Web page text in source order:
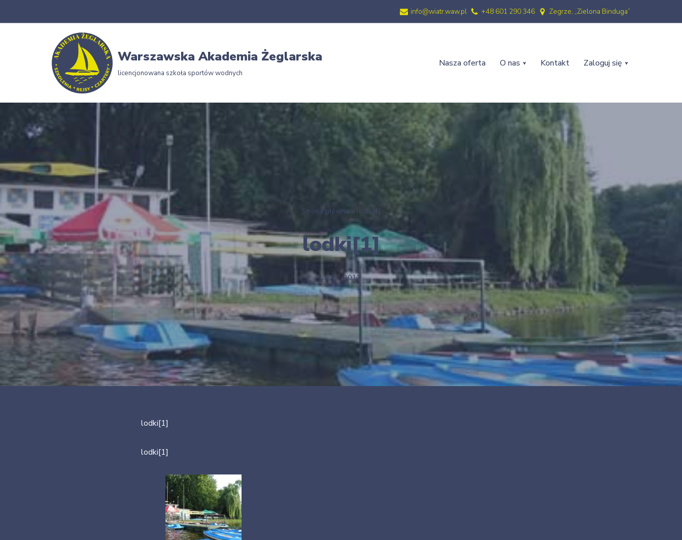
info@wiatr.waw.pl +48 601 290 346 Zegrze, „Zielona Binduga”
Warszawska Akademia Żeglarska
licencjonowana szkoła sportów wodnych
Nasza oferta O nas Kontakt Zaloguj się
Strona główna » lodki[1]
lodki[1]
29/12/2012
lodki[1]
lodki[1]